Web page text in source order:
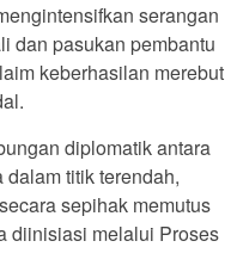
serangan
dan pasukan pembantu
keberhasilan merebut
diplomatik antara
titik terendah,
sepihak memutus
diinisiasi melalui Proses